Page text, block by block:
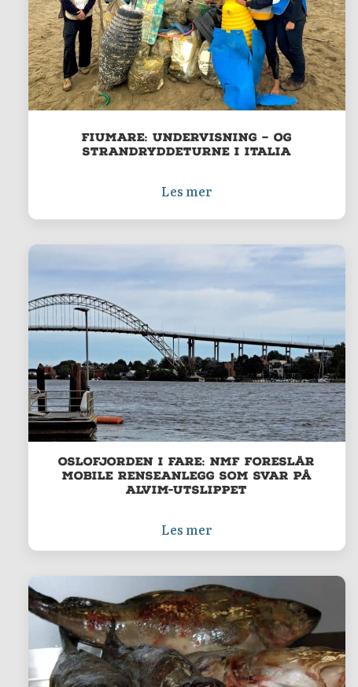
FiuMare: Undervisning – og
strandryddeturne i Italia
Les mer
Oslofjorden i fare: NMF foreslår
mobile renseanlegg som svar på
Alvim-utslippet
Les mer